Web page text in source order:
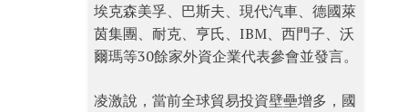
埃克森美孚、巴斯夫、現代汽車、德國萊
茵集團、耐克、亨氏、IBM、西門子、沃
爾瑪等30餘家外資企業代表參會並發言。
凌激說，當前全球貿易投資壁壘增多，國